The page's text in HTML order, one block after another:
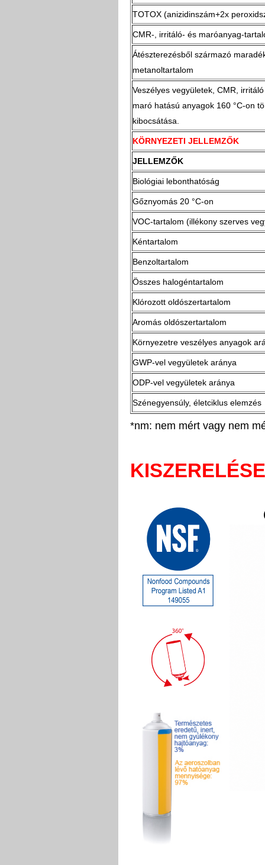
TOTOX (anizidinszám+2x
CMR-, irritáló- és maróanyag-
Átészterezésből származó
metanoltartalom
Veszélyes vegyületek, CMR,
maró hatású anyagok 160 °C-on
kibocsátása.
KÖRNYEZETI JELLEMZŐK
JELLEMZŐK
Biológiai lebonthatóság
Gőznyomás 20 °C-on
VOC-tartalom (illékony szerves
Kéntartalom
Benzoltartalom
Összes halogéntartalom
Klórozott oldószertartalom
Aromás oldószertartalom
Környezetre veszélyes anyagok
GWP-vel vegyületek aránya
ODP-vel vegyületek aránya
Szénegyensúly, életciklus elemzés
*nm: nem mért vagy nem